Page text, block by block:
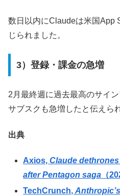
数日以内にClaudeは米国App
じられました。
3）登録・課金の急増
2月最終週に過去最高のサイ
サブスクも急増したと伝えら
出典
Axios,Claude
after Pentagon saga （
TechCrunch,